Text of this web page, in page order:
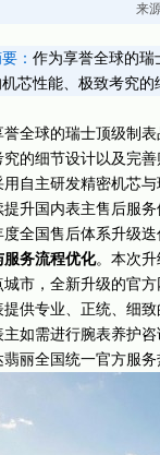
来
： 作为享誉全球的瑞
芯性能、极致考究
誉全球的瑞士顶级制
究的细节设计以及完
用自主研发精密机芯
提升国内表主售后服
度全国售后体系升级
服务流程优化。本次升
城市，全新升级的官
供专业、正统、细
主如需进行腕表养护
丽全国统一官方服务